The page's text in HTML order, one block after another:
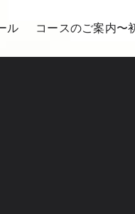
ル コースのご案内〜